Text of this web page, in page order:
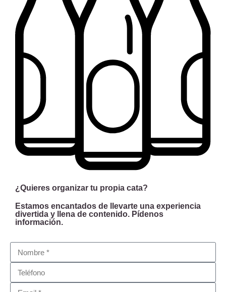
¿Quieres organizar tu propia cata?
Estamos encantados de llevarte una experiencia
divertida y llena de contenido. Pídenos
información.